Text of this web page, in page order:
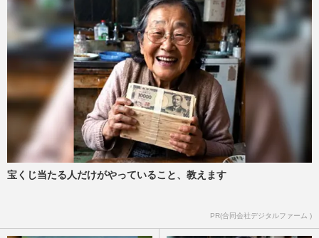
宝くじ当たる人だけがやっていること、教えます
PR(合同会社デジタルファーム )